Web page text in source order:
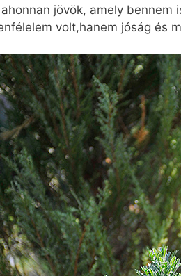
jövök, amely
volt,hanem jóság és